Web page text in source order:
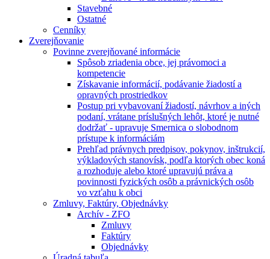
Stavebné
Ostatné
Cenníky
Zverejňovanie
Povinne zverejňované informácie
Spôsob zriadenia obce, jej právomoci a
kompetencie
Získavanie informácií, podávanie žiadostí a
opravných prostriedkov
Postup pri vybavovaní žiadostí, návrhov a iných
podaní, vrátane príslušných lehôt, ktoré je nutné
dodržať - upravuje Smernica o slobodnom
prístupe k informáciám
Prehľad právnych predpisov, pokynov, inštrukcií,
výkladových stanovísk, podľa ktorých obec koná
a rozhoduje alebo ktoré upravujú práva a
povinnosti fyzických osôb a právnických osôb
vo vzťahu k obci
Zmluvy, Faktúry, Objednávky
Archív - ZFO
Zmluvy
Faktúry
Objednávky